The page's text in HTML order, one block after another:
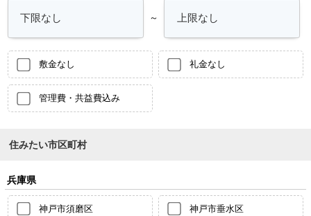
～
敷金なし 礼金なし
管理費・共益費込み
住みたい市区町村
兵庫県
神戸市須磨区 神戸市垂水区